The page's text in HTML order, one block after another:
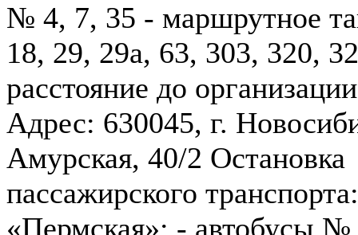
№ 4, 7, 35 - маршрутное
18, 29, 29а, 63, 303, 320,
расстояние до
Адрес: 630045, г.
Амурская, 40/2 Остановка
пассажирского транспорта:
«Пермская»: - автобусы №